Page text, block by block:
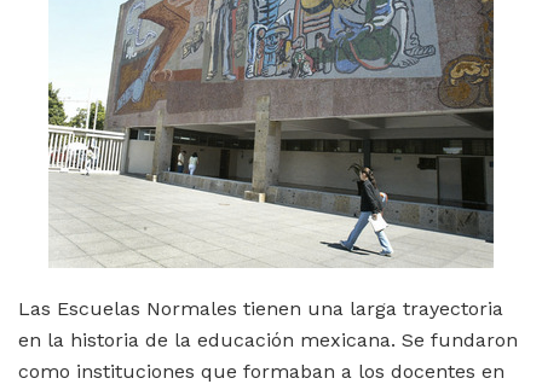
Las Escuelas Normales tienen una larga trayectoria
en la historia de la educación mexicana. Se fundaron
como instituciones que formaban a los docentes en